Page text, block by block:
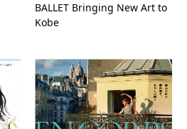
BALLET Bringing New Art to
Kobe